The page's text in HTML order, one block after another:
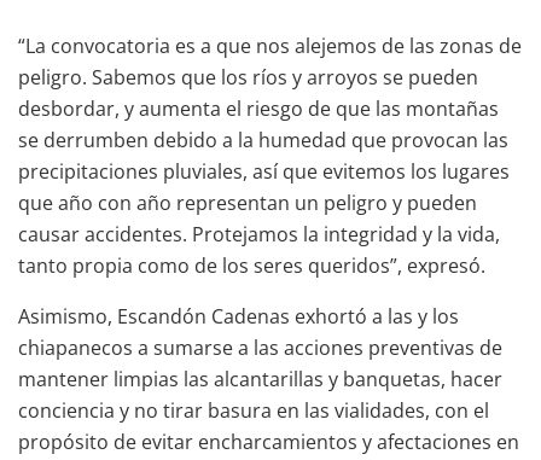
“La convocatoria es a que nos alejemos de las zonas de
peligro. Sabemos que los ríos y arroyos se pueden
desbordar, y aumenta el riesgo de que las montañas
se derrumben debido a la humedad que provocan las
precipitaciones pluviales, así que evitemos los lugares
que año con año representan un peligro y pueden
causar accidentes. Protejamos la integridad y la vida,
tanto propia como de los seres queridos”, expresó.
Asimismo, Escandón Cadenas exhortó a las y los
chiapanecos a sumarse a las acciones preventivas de
mantener limpias las alcantarillas y banquetas, hacer
conciencia y no tirar basura en las vialidades, con el
propósito de evitar encharcamientos y afectaciones en